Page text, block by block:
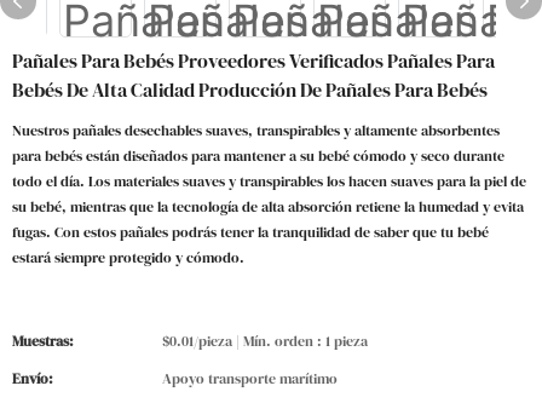
Pañales Para Bebés Proveedores Verificados Pañales Para
Bebés De Alta Calidad Producción De Pañales Para Bebés
Nuestros pañales desechables suaves, transpirables y altamente absorbentes
para bebés están diseñados para mantener a su bebé cómodo y seco durante
todo el día. Los materiales suaves y transpirables los hacen suaves para la piel de
su bebé, mientras que la tecnología de alta absorción retiene la humedad y evita
fugas. Con estos pañales podrás tener la tranquilidad de saber que tu bebé
estará siempre protegido y cómodo.
Muestras:
$0.01/pieza | Mín. orden : 1 pieza
Envío:
Apoyo transporte marítimo